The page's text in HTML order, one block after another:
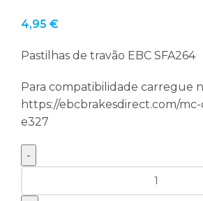
4,95 €
Pastilhas de travão EBC SFA264
Para compatibilidade carregue
https://ebcbrakesdirect.com/
e327
de